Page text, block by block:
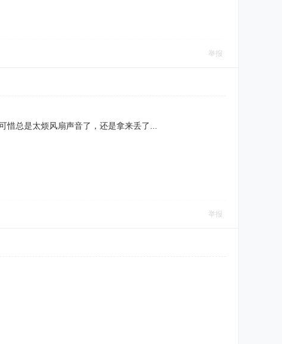
举报
总是太烦风扇声音了，还是拿来丢了...
举报